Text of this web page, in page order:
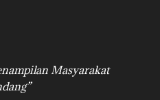
Masyarakat